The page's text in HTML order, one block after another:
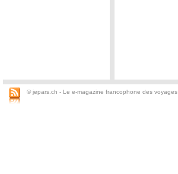
© jepars.ch - Le e-magazine francophone des voyages